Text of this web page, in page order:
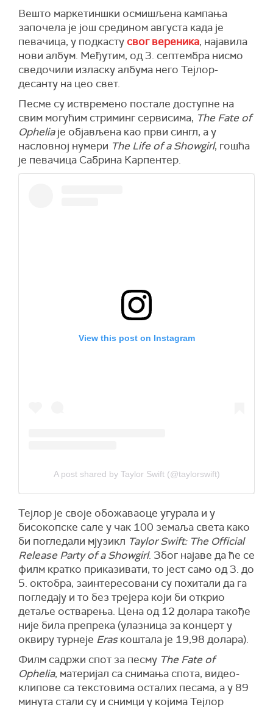
Вешто маркетиншки осмишљена кампања
започела је још средином августа када је
певачица, у подкасту свог вереника, најавила
нови албум. Међутим, од 3. септембра нисмо
сведочили изласку албума него Тејлор-
десанту на цео свет.
Песме су иствремено постале доступне на
свим могућим стриминг сервисима, The Fate of
Opheliaје објављена као први сингл, а у
насловној нумери The Life of a Showgirl, гошћа
је певачица Сабрина Карпентер.
View this post on Instagram
A post shared by Taylor Swift (@taylorswift)
Тејлор је своје обожаваоце угурала и у
бисокопске сале у чак 100 земаља света како
би погледали мјузикл Taylor Swift: The Official
Release Party of a Showgirl. Због најаве да ће се
филм кратко приказивати, то јест само од 3. до
5. октобра, заинтересовани су похитали да га
погледају и то без трејера који би открио
детаље остварења. Цена од 12 долара такође
није била препрека (улазница за концерт у
оквиру турнеје Erasкоштала је 19,98 долара).
Филм садржи спот за песму The Fate of
Ophelia, материјал са снимања спота, видео-
клипове са текстовима осталих песама, а у 89
минута стали су и снимци у којима Тејлор